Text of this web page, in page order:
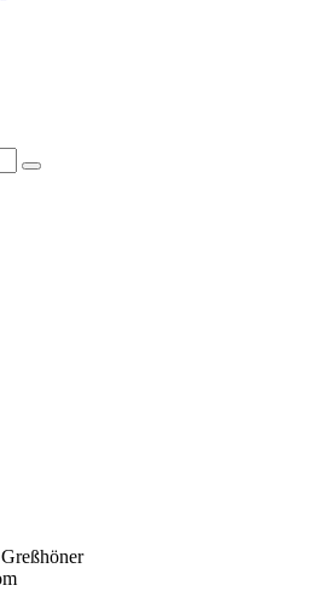
Suchen